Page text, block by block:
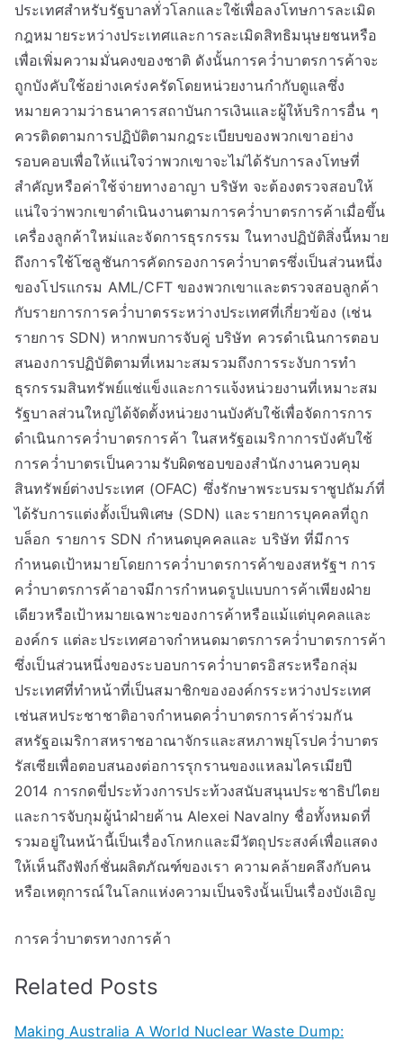
ประเทศสำหรับรัฐบาลทั่วโลกและใช้เพื่อลงโทษการละเมิด
กฎหมายระหว่างประเทศและการละเมิดสิทธิมนุษยชนหรือ
เพื่อเพิ่มความมั่นคงของชาติ ดังนั้นการคว่ำบาตรการค้าจะ
ถูกบังคับใช้อย่างเคร่งครัดโดยหน่วยงานกำกับดูแลซึ่ง
หมายความว่าธนาคารสถาบันการเงินและผู้ให้บริการอื่น ๆ
ควรติดตามการปฏิบัติตามกฎระเบียบของพวกเขาอย่าง
รอบคอบเพื่อให้แน่ใจว่าพวกเขาจะไม่ได้รับการลงโทษที่
สำคัญหรือค่าใช้จ่ายทางอาญา บริษัท จะต้องตรวจสอบให้
แน่ใจว่าพวกเขาดำเนินงานตามการคว่ำบาตรการค้าเมื่อขึ้น
เครื่องลูกค้าใหม่และจัดการธุรกรรม ในทางปฏิบัติสิ่งนี้หมาย
ถึงการใช้โซลูชันการคัดกรองการคว่ำบาตรซึ่งเป็นส่วนหนึ่ง
ของโปรแกรม AML/CFT ของพวกเขาและตรวจสอบลูกค้า
กับรายการการคว่ำบาตรระหว่างประเทศที่เกี่ยวข้อง (เช่น
รายการ SDN) หากพบการจับคู่ บริษัท ควรดำเนินการตอบ
สนองการปฏิบัติตามที่เหมาะสมรวมถึงการระงับการทำ
ธุรกรรมสินทรัพย์แช่แข็งและการแจ้งหน่วยงานที่เหมาะสม
รัฐบาลส่วนใหญ่ได้จัดตั้งหน่วยงานบังคับใช้เพื่อจัดการการ
ดำเนินการคว่ำบาตรการค้า ในสหรัฐอเมริกาการบังคับใช้
การคว่ำบาตรเป็นความรับผิดชอบของสำนักงานควบคุม
สินทรัพย์ต่างประเทศ (OFAC) ซึ่งรักษาพระบรมราชูปถัมภ์ที่
ได้รับการแต่งตั้งเป็นพิเศษ (SDN) และรายการบุคคลที่ถูก
บล็อก รายการ SDN กำหนดบุคคลและ บริษัท ที่มีการ
กำหนดเป้าหมายโดยการคว่ำบาตรการค้าของสหรัฐฯ การ
คว่ำบาตรการค้าอาจมีการกำหนดรูปแบบการค้าเพียงฝ่าย
เดียวหรือเป้าหมายเฉพาะของการค้าหรือแม้แต่บุคคลและ
องค์กร แต่ละประเทศอาจกำหนดมาตรการคว่ำบาตรการค้า
ซึ่งเป็นส่วนหนึ่งของระบอบการคว่ำบาตรอิสระหรือกลุ่ม
ประเทศที่ทำหน้าที่เป็นสมาชิกขององค์กรระหว่างประเทศ
เช่นสหประชาชาติอาจกำหนดคว่ำบาตรการค้าร่วมกัน
สหรัฐอเมริกาสหราชอาณาจักรและสหภาพยุโรปคว่ำบาตร
รัสเซียเพื่อตอบสนองต่อการรุกรานของแหลมไครเมียปี
2014 การกดขี่ประท้วงการประท้วงสนับสนุนประชาธิปไตย
และการจับกุมผู้นำฝ่ายค้าน Alexei Navalny ชื่อทั้งหมดที่
รวมอยู่ในหน้านี้เป็นเรื่องโกหกและมีวัตถุประสงค์เพื่อแสดง
ให้เห็นถึงฟังก์ชั่นผลิตภัณฑ์ของเรา ความคล้ายคลึงกับคน
หรือเหตุการณ์ในโลกแห่งความเป็นจริงนั้นเป็นเรื่องบังเอิญ
การคว่ำบาตรทางการค้า
Related Posts
Making Australia A World Nuclear Waste Dump: